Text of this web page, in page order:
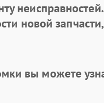
новой
вы можете